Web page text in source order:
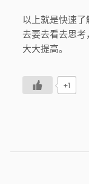
以上就是快速
去耍去看去思
大大提高。
+1